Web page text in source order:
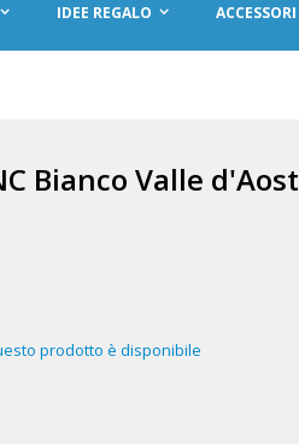
IDEE REGALO ACCESSORI
Bianco Valle
prodotto è disponibile